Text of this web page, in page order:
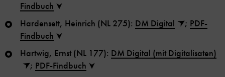
Findbuch
Hardensett, Heinrich (NL 275): DM Digital ; PDF-
Findbuch
Hartwig, Ernst (NL 177): DM Digital (mit Digitalisaten)
; PDF-Findbuch